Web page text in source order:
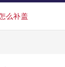
么补盖